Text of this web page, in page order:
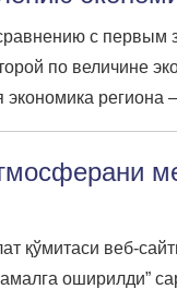
с
по величине
региона
веб-
оширилди”